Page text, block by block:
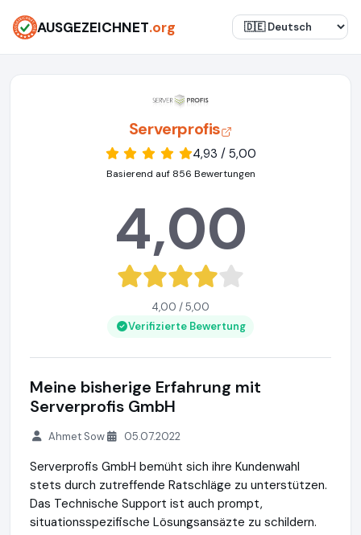
AUSGEZEICHNET.org
Serverprofis
4,93 / 5,00
Basierend auf 856 Bewertungen
4,00
4,00 / 5,00
Verifizierte Bewertung
Meine bisherige Erfahrung mit
Serverprofis GmbH
Ahmet Sow 05.07.2022
Serverprofis GmbH bemüht sich ihre Kundenwahl
stets durch zutreffende Ratschläge zu unterstützen.
Das Technische Support ist auch prompt,
situationsspezifische Lösungsansäzte zu schildern.